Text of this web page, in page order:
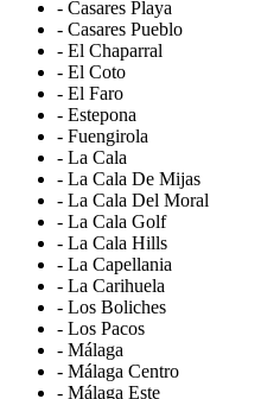
- Casares Playa
- Casares Pueblo
- El Chaparral
- El Coto
- El Faro
- Estepona
- Fuengirola
- La Cala
- La Cala De Mijas
- La Cala Del Moral
- La Cala Golf
- La Cala Hills
- La Capellania
- La Carihuela
- Los Boliches
- Los Pacos
- Málaga
- Málaga Centro
- Málaga Este